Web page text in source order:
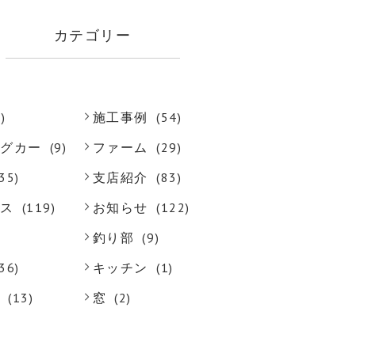
カテゴリー
施工事例
(54)
カー
(9) ファーム
(29)
支店紹介
(83)
(119) お知らせ (122)
釣り部
(9)
キッチン
(1)
(13) 窓 (2)